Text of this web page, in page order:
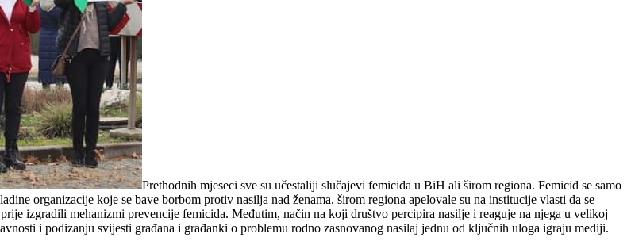
Prethodnih mjeseci sve su učestaliji slučajevi femicida u BiH ali širom regiona. Femicid se samo
organizacije koje se bave borbom protiv nasilja nad ženama, širom regiona apelovale su na institucije vlasti da se
izgradili mehanizmi prevencije femicida. Međutim, način na koji društvo percipira nasilje i reaguje na njega u velikoj
i podizanju svijesti građana i građanki o problemu rodno zasnovanog nasilaj jednu od ključnih uloga igraju mediji.